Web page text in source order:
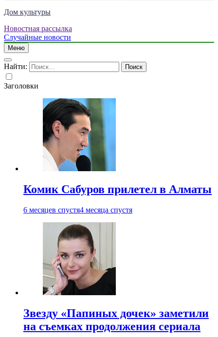
Дом культуры
Just another WordPress site
Новостная рассылка
Случайные новости
Меню
Найти:
Заголовки
Комик Сабуров прилетел в Алматы
6 месяцев спустя4 месяца спустя
Звезду «Папиных дочек» заметили
на съемках продолжения сериала